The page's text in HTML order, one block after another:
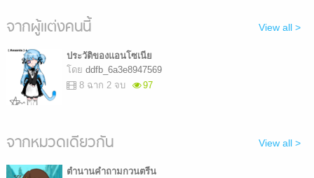
จากผู้แต่งคนนี้ View all >
ประวัติของแอนโซเนีย
โดย ddfb_6a3e8947569
8 ฉาก 2 จบ
97
จากหมวดเดียวกัน View all >
ตำนานคำถามกวนตรีน